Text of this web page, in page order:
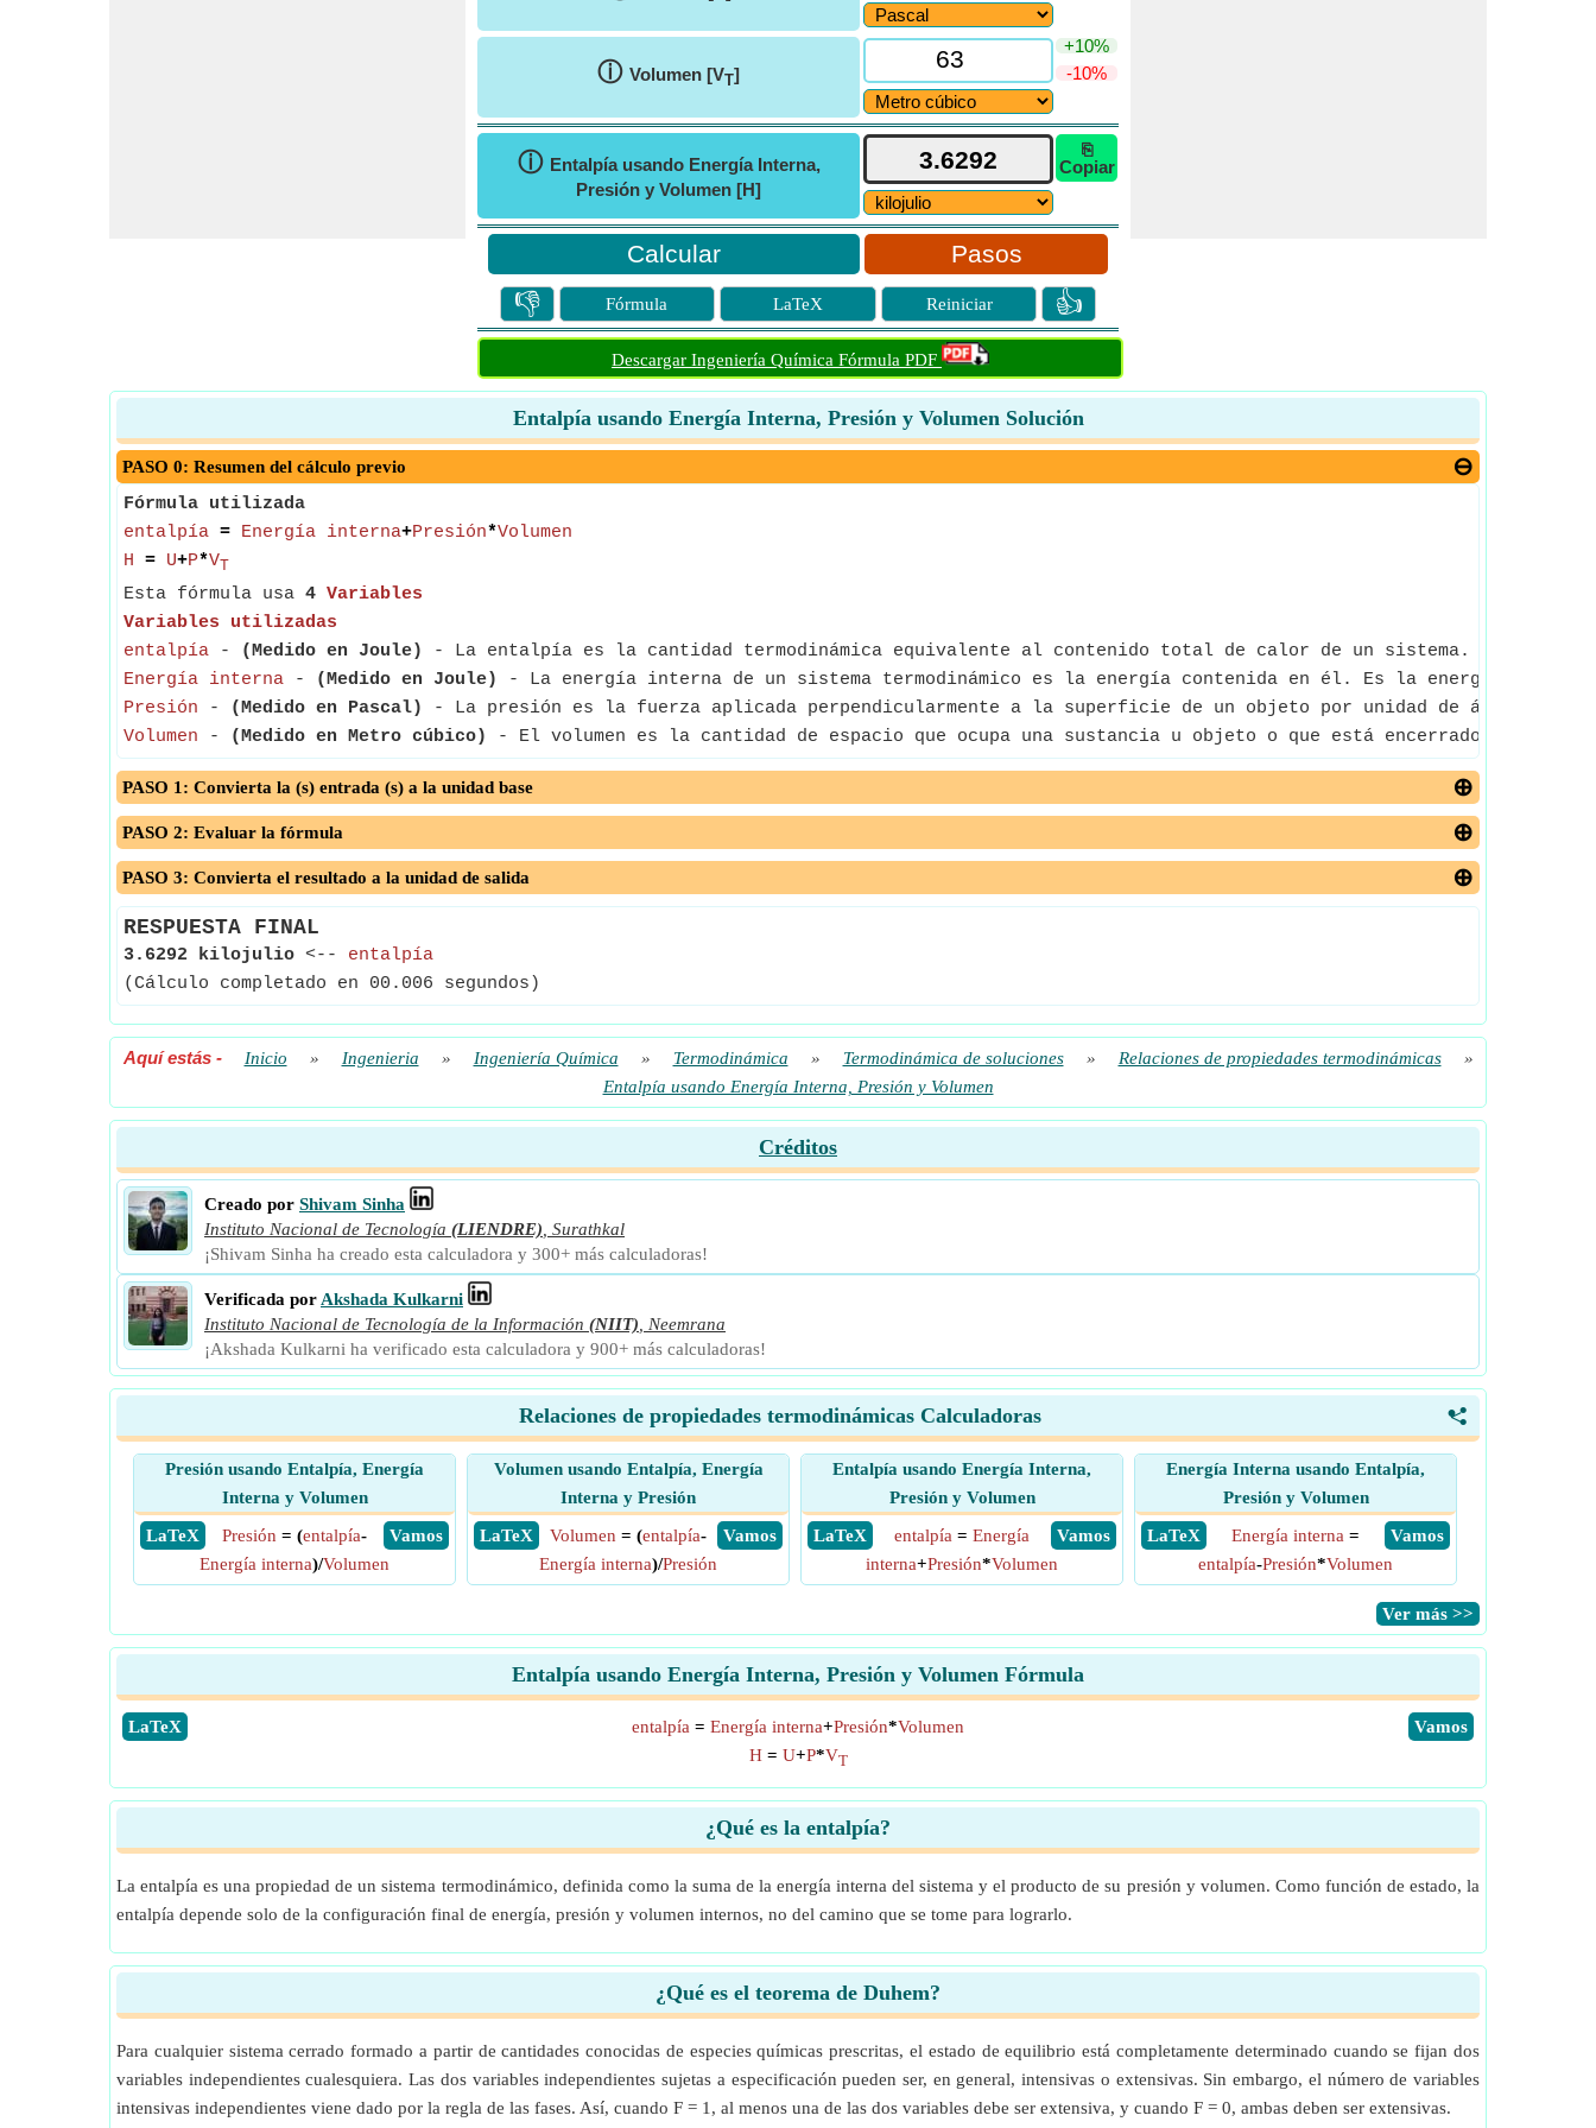
ⓘ Volumen [VT]
+10%
-10%
ⓘ Entalpía usando Energía Interna,
Presión y Volumen [H]
⎘
Copiar
Pasos
👎 Fórmula LaTeX Reiniciar 👍
Descargar Ingeniería Química Fórmula PDF
Entalpía usando Energía Interna, Presión y Volumen Solución
PASO 0: Resumen del cálculo previo
Fórmula utilizada
entalpía = Energía interna+Presión*Volumen
H = U+P*V T
Esta fórmula usa 4 Variables
Variables utilizadas
entalpía - (Medido en Joule)
- La entalpía es la cantidad termodinámica equivalente al contenido total de calor de un sistema.
Energía interna - (Medido en Joule)
- La energía interna de un sistema termodinámico es la energía contenida en él. Es la energía
Presión - (Medido en Pascal)
- La presión es la fuerza aplicada perpendicularmente a la superficie de un objeto por unidad de área
Volumen - (Medido en Metro cúbico) - El volumen es la cantidad de espacio que ocupa una sustancia u objeto o que está encerrado dentro
PASO 1: Convierta la (s) entrada (s) a la unidad base
PASO 2: Evaluar la fórmula
PASO 3: Convierta el resultado a la unidad de salida
RESPUESTA FINAL
3.6292 kilojulio <-- entalpía
(Cálculo completado en 00.006 segundos)
Aquí estás- Inicio » Ingenieria » Ingeniería Química » Termodinámica » Termodinámica de soluciones » Relaciones de propiedades termodinámicas
»
Entalpía usando Energía Interna, Presión y Volumen
Créditos
Creado por Shivam Sinha
Instituto Nacional de Tecnología (LIENDRE) Surathkal
¡Shivam Sinha ha creado esta calculadora y 300+ más calculadoras!
Verificada por Akshada Kulkarni
Instituto Nacional de Tecnología de la Información (NIIT)
Neemrana
¡Akshada Kulkarni ha verificado esta calculadora y 900+ más calculadoras!
<
Relaciones de propiedades termodinámicas Calculadoras
Presión usando Entalpía, Energía
Interna y Volumen
​ LaTeX
​ Vamos
Presión = (entalpía-
Energía interna)/Volumen
Volumen usando Entalpía, Energía
Interna y Presión
​ LaTeX
​ Vamos
Volumen = (entalpía-
Energía interna)/Presión
Entalpía usando Energía Interna,
Presión y Volumen
​ LaTeX
​ Vamos
entalpía = Energía
interna+Presión*Volumen
Energía Interna usando Entalpía,
Presión y Volumen
​ LaTeX
​ Vamos
Energía interna =
entalpía-Presión*Volumen
​Ver más >>
Entalpía usando Energía Interna, Presión y Volumen Fórmula
​LaTeX ​Vamos
entalpía = Energía interna+Presión*Volumen
H= U+P*VT
¿Qué es la entalpía?
La entalpía es una propiedad de un sistema termodinámico, definida como la suma de la energía interna del sistema y el producto de su presión y volumen. Como función de estado, la
entalpía depende solo de la configuración final de energía, presión y volumen internos, no del camino que se tome para lograrlo.
¿Qué es el teorema de Duhem?
Para cualquier sistema cerrado formado a partir de cantidades conocidas de especies químicas prescritas, el estado de equilibrio está completamente determinado cuando se fijan dos
variables independientes cualesquiera. Las dos variables independientes sujetas a especificación pueden ser, en general, intensivas o extensivas. Sin embargo, el número de variables
intensivas independientes viene dado por la regla de las fases. Así, cuando F = 1, al menos una de las dos variables debe ser extensiva, y cuando F = 0, ambas deben ser extensivas.